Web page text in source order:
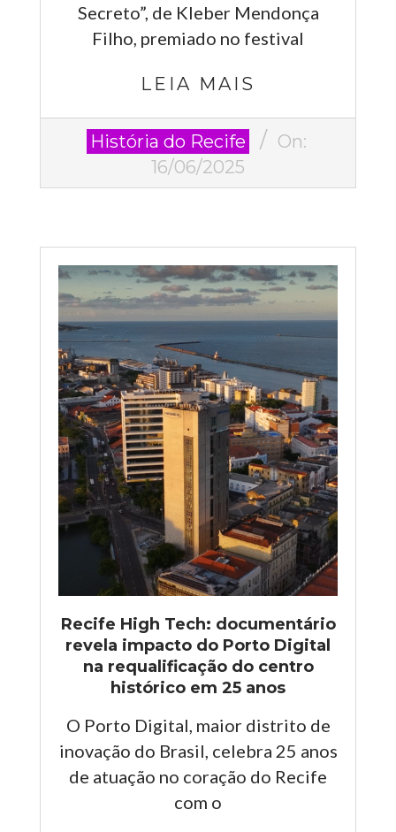
Secreto”, de Kleber Mendonça
Filho, premiado no festival
LEIA MAIS
2025-
História do Recife
On:
16/06/2025
Recife High Tech: documentário
revela impacto do Porto Digital
na requalificação do centro
histórico em 25 anos
O Porto Digital, maior distrito de
inovação do Brasil, celebra 25 anos
de atuação no coração do Recife
com o